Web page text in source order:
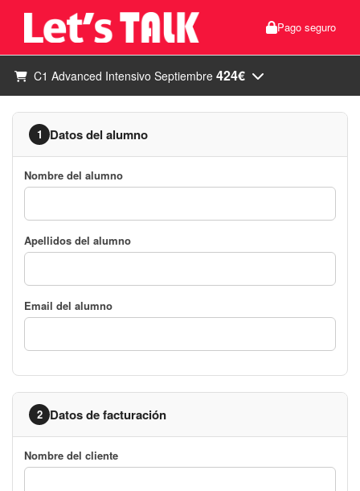
Pago seguro
C1 Advanced Intensivo Septiembre 424€
1 Datos del alumno
Nombre del alumno
Apellidos del alumno
Email del alumno
2 Datos de facturación
Nombre del cliente